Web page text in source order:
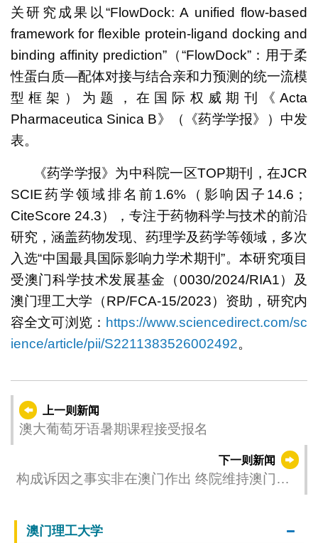
关研究成果以“FlowDock: A unified flow-based
framework for flexible protein-ligand docking and
binding affinity prediction”（“FlowDock”：用于柔
性蛋白质—配体对接与结合亲和力预测的统一流模
型框架）为题，在国际权威期刊《Acta
Pharmaceutica Sinica B》（《药学学报》）中发
表。
《药学学报》为中科院一区TOP期刊，在JCR
SCIE药学领域排名前1.6%（影响因子14.6；
CiteScore 24.3），专注于药物科学与技术的前沿
研究，涵盖药物发现、药理学及药学等领域，多次
入选“中国最具国际影响力学术期刊”。本研究项目
受澳门科学技术发展基金（0030/2024/RIA1）及
澳门理工大学（RP/FCA-15/2023）资助，研究内
容全文可浏览： https://www.sciencedirect.com/sc
ience/article/pii/S2211383526002492。
上一则新闻
澳大葡萄牙语暑期课程接受报名
下一则新闻
构成诉因之事实非在澳门作出 终院维持澳门法
澳门理工大学